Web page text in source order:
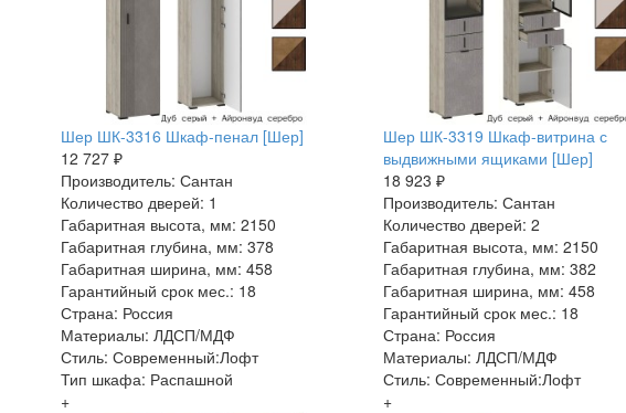
Шер ШК-3316 Шкаф-пенал [Шер]
12 727 ₽
Производитель: Сантан
Количество дверей: 1
Габаритная высота, мм: 2150
Габаритная глубина, мм: 378
Габаритная ширина, мм: 458
Гарантийный срок мес.: 18
Страна: Россия
Материалы: ЛДСП/МДФ
Стиль: Современный:Лофт
Тип шкафа: Распашной
+
Шер ШК-3319 Шкаф-витрина с
выдвижными ящиками [Шер]
18 923 ₽
Производитель: Сантан
Количество дверей: 2
Габаритная высота, мм: 2150
Габаритная глубина, мм: 382
Габаритная ширина, мм: 458
Гарантийный срок мес.: 18
Страна: Россия
Материалы: ЛДСП/МДФ
Стиль: Современный:Лофт
+